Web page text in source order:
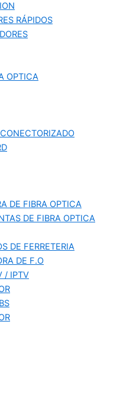
RÁPIDOS
OPTICA
DE FIBRA OPTICA
DE FIBRA OPTICA
DE FERRETERIA
DE F.O
/ IPTV